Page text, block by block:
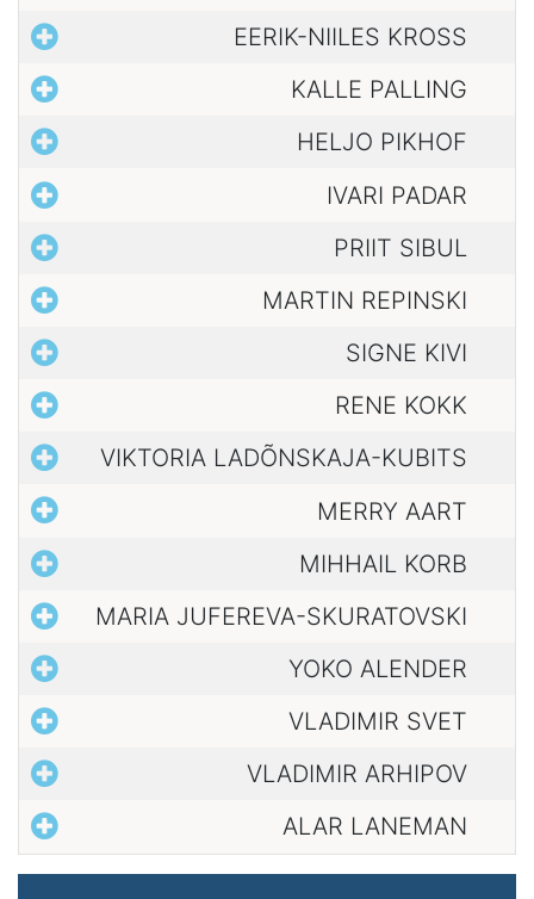
EERIK-NIILES KROSS
KALLE PALLING
HELJO PIKHOF
IVARI PADAR
PRIIT SIBUL
MARTIN REPINSKI
SIGNE KIVI
RENE KOKK
VIKTORIA LADÕNSKAJA-KUBITS
MERRY AART
MIHHAIL KORB
MARIA JUFEREVA-SKURATOVSKI
YOKO ALENDER
VLADIMIR SVET
VLADIMIR ARHIPOV
ALAR LANEMAN